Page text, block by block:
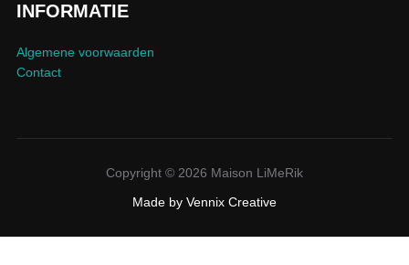
INFORMATIE
Algemene voorwaarden
Contact
Copyright © 2026 Maison LiMeRik
Made by Vennix Creative